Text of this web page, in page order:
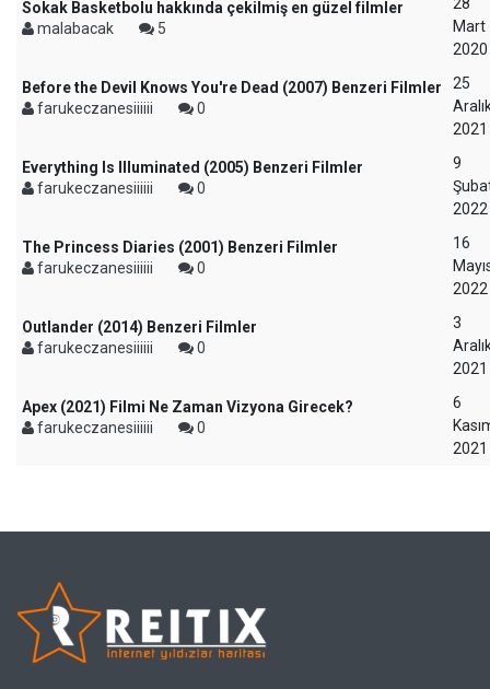
Sokak Basketbolu hakkında çekilmiş en güzel filmler
malabacak
5
Mart
2020
Before the Devil Knows You're Dead (2007) Benzeri Filmler
farukeczanesiiiiii
0
25
2021
Everything Is Illuminated (2005) Benzeri Filmler
farukeczanesiiiiii
0
9
2022
The Princess Diaries (2001) Benzeri Filmler
farukeczanesiiiiii
0
16
2022
Outlander (2014) Benzeri Filmler
farukeczanesiiiiii
0
3
2021
Apex (2021) Filmi Ne Zaman Vizyona Girecek?
farukeczanesiiiiii
0
6
2021